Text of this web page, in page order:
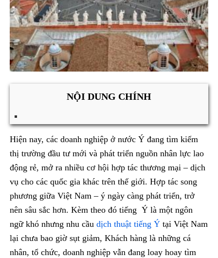
NỘI DUNG CHÍNH
Hiện nay, các doanh nghiệp ở nước Ý đang tìm kiếm
thị trường đầu tư mới và phát triển nguồn nhân lực lao
động rẻ, mở ra nhiều cơ hội hợp tác thương mại – dịch
vụ cho các quốc gia khác trên thế giới. Hợp tác song
phương giữa Việt Nam – ý ngày càng phát triển, trở
nên sâu sắc hơn. Kèm theo đó tiếng Ý là một ngôn
ngữ khó nhưng nhu cầu dịch thuật tiếng Ý tại Việt Nam
lại chưa bao giờ sụt giảm, Khách hàng là những cá
nhân, tổ chức, doanh nghiệp vẫn đang loay hoay tìm